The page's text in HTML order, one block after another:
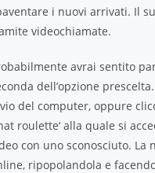
i nuovi arrivati. Il
videochiamate.
avrai sentito
dell’opzione
del computer, oppure
roulette‘ alla quale si
con uno sconosciuto. La
ripopolandola e